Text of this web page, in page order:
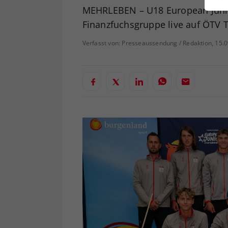
MEHRLEBEN – U18 European
Finanzfuchsgruppe live auf ÖTV
Verfasst von: Presseaussendung / Redaktion,